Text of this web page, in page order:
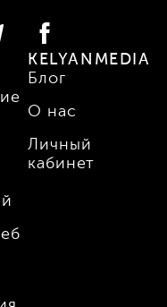
KELYANMEDIA
Блог
О нас
Личный
кабинет